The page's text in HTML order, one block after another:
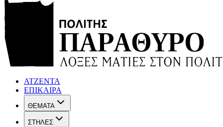
ΑΤΖΕΝΤΑ
ΕΠΙΚΑΙΡΑ
ΘΕΜΑΤΑ
ΣΤΗΛΕΣ